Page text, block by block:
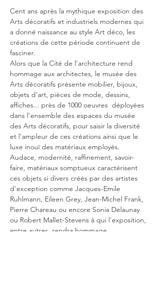
Cent ans après la mythique exposition des
Arts décoratifs et industriels modernes qui
a donné naissance au style Art déco, les
créations de cette période continuent de
fasciner.
Alors que la Cité de l'architecture rend
hommage aux architectes, le musée des
Arts décoratifs présente mobilier, bijoux,
objets d'art, pièces de mode, dessins,
affiches... près de 1000 oeuvres  déployées
dans l'ensemble des espaces du musée
des Arts décoratifs, pour saisir la diversité
et l'ampleur de ces créations ainsi que le
luxe inouï des matériaux employés.
Audace, modernité, raffinement, savoir-
faire, matériaux somptueux caractérisent
ces objets si divers créés par des artistes
d'exception comme Jacques-Emile
Ruhlmann, Eileen Grey, Jean-Michel Frank,
Pierre Chareau ou encore Sonia Delaunay
ou Robert Mallet-Stevens à qui l'exposition,
entre autres, rendra hommage